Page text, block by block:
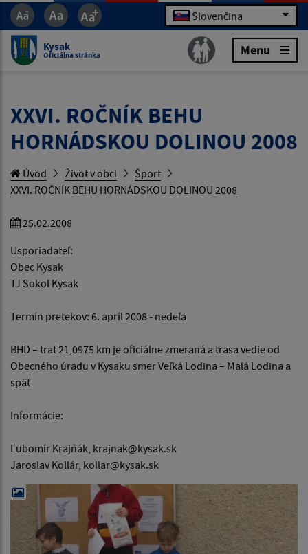
Slovenčina
Kysak
Oficiálna stránka Menu
XXVI. ROČNÍK BEHU
HORNÁDSKOU DOLINOU 2008
Úvod Život v obci
Šport
XXVI. ROČNÍK BEHU HORNÁDSKOU DOLINOU 2008
25.02.2008
Usporiadateľ:
Obec Kysak
TJ Sokol Kysak
Termín pretekov: 6. apríl 2008 - nedeľa
BHD – trať 21,0975 km je oficiálne zmeraná a trasa vedie od
Obecného úradu v Kysaku smer Veľká Lodina – Malá Lodina a
späť
Informácie:
Ľubomír Krajňák, krajnak@kysak.sk
Jaroslav Kollár, kollar@kysak.sk